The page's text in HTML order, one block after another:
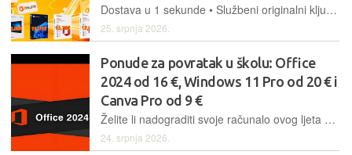
Dostava u 1 sekunde • Službeni originalni ključ • Office 2024 12,01 €
25. srpnja 2026.
Ponude za povratak u školu: Office
2024 od 16 €, Windows 11 Pro od 20 € i
Canva Pro od 9 €
Želite li nadograditi svoje računalo ovog ljeta bez trošenja bogatstva na softver? Posjetite VIP-CDKDeals
24. srpnja 2026.